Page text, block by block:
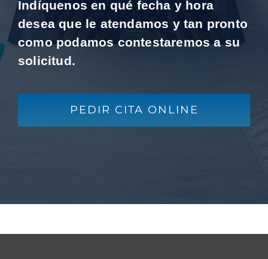
Indíquenos en qué fecha y hora
desea que le atendamos y tan pronto
como podamos contestaremos a su
solicitud.
PEDIR CITA ONLINE